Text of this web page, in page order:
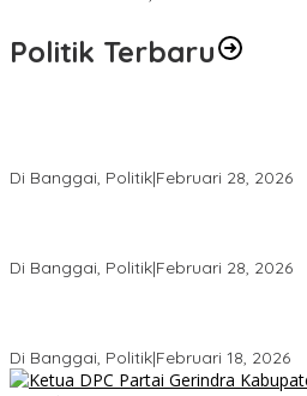
Politik Terbaru
Di Banggai, Politik|Februari 28, 2026
Di Banggai, Politik|Februari 28, 2026
Di Banggai, Politik|Februari 18, 2026